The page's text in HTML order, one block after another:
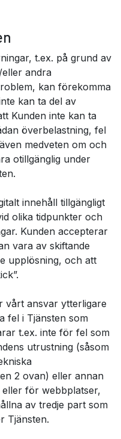
t.ex. på grund av
andra
kan förekomma
kan ta del av
Kunden inte kan ta
överbelastning, fel
medveten om och
otillgänglig under
innehåll tillgängligt
olika tidpunkter och
Kunden accepterar
vara av skiftande
upplösning, och att
vårt ansvar ytterligare
fel i Tjänsten som
t.ex. inte för fel som
utrustning (såsom
2 ovan) eller annan
för webbplatser,
av tredje part som
Tjänsten.